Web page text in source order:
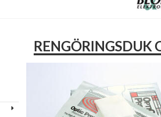
RENGÖRINGSDUK